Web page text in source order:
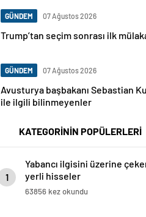
GÜNDEM 07 Ağustos 2026
Trump’tan seçim sonrası ilk
GÜNDEM 07 Ağustos 2026
Avusturya başbakanı Sebastian
ile ilgili bilinmeyenler
KATEGORİNİN POPÜLERLERİ
1
Yabancı ilgisini üzerine
yerli hisseler
63856 kez okundu